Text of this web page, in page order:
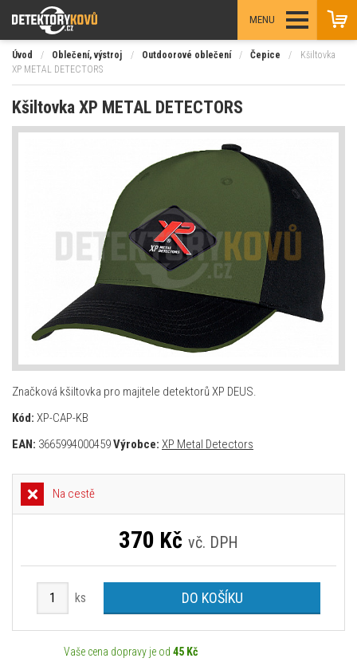
MENU
Úvod / Oblečení, výstroj / Outdoorové oblečení / Čepice /
Kšiltovka
XP METAL DETECTORS
Kšiltovka XP METAL DETECTORS
Značková kšiltovka pro majitele detektorů XP DEUS.
Kód: XP-CAP-KB
EAN: 3665994000459Výrobce: XP Metal Detectors
Na cestě
370 Kč vč. DPH
ks DO KOŠÍKU
Vaše cena dopravy je od 45 Kč